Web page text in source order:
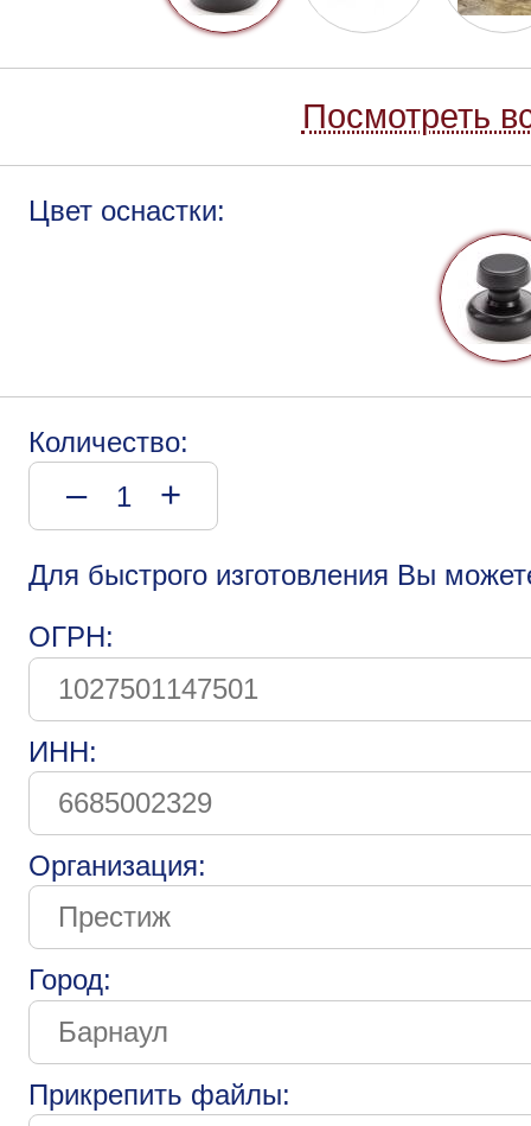
Посмотреть
Цвет оснастки:
Количество:
– +
Для быстрого изготовления Вы
ОГРН:
ИНН:
Организация:
Город:
Прикрепить файлы: